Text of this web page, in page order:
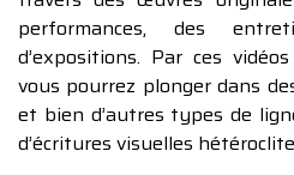
performances, des
d’expositions. Par ces
vous pourrez plonger dans
et bien d’autres types de
d’écritures visuelles